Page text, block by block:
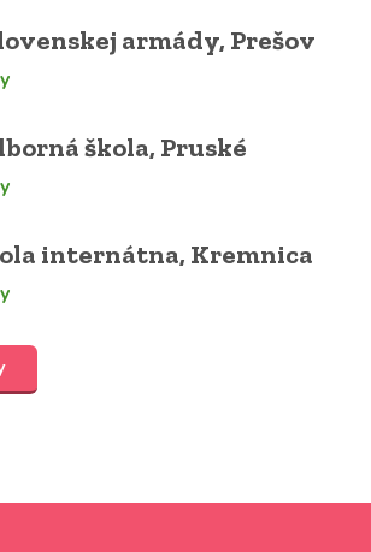
armády, Prešov
škola, Pruské
internátna, Kremnica